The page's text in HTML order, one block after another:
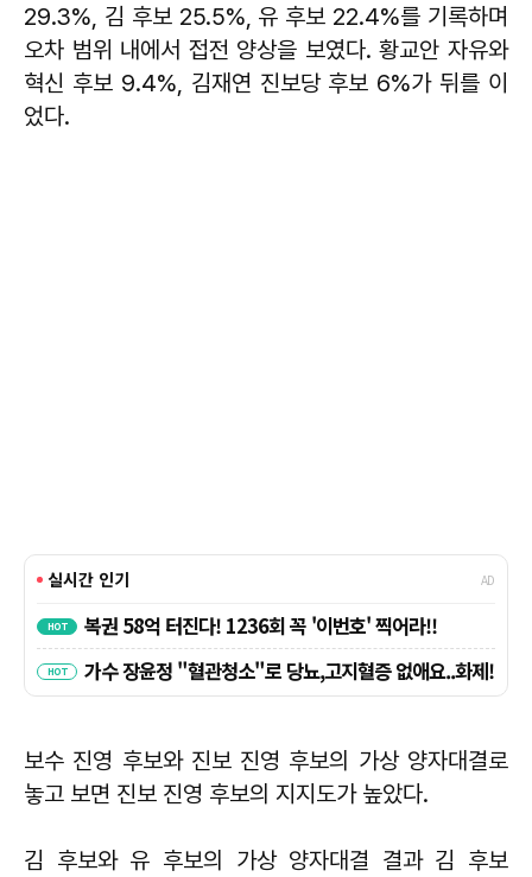
29.3%, 김 후보 25.5%, 유 후보 22.4%를 기록하며
오차 범위 내에서 접전 양상을 보였다. 황교안 자유와
혁신 후보 9.4%, 김재연 진보당 후보 6%가 뒤를 이
었다.
보수 진영 후보와 진보 진영 후보의 가상 양자대결로
놓고 보면 진보 진영 후보의 지지도가 높았다.
김 후보와 유 후보의 가상 양자대결 결과 김 후보